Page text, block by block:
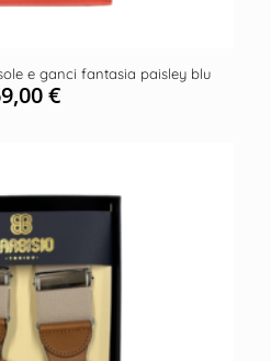
e ganci fantasia paisley blu
€